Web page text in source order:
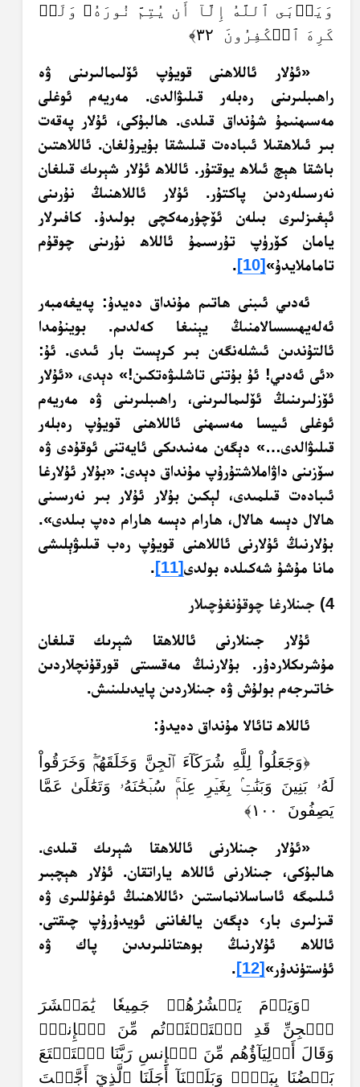
وَيَأۡبَى ٱللَّهُ إِلَّآ أَن يُتِمَّ نُورَهُۥ وَلَوۡ
كَرِهَ ٱلۡكَٰفِرُونَ ٣٢﴾
«ئۇلار ئاللاھنى قويۇپ ئۆلىمالىرىنى ۋە
راھىبلىرىنى رەبلەر قىلىۋالدى. مەريەم ئوغلى
مەسىھنىمۇ شۇنداق قىلدى. ھالبۇكى، ئۇلار پەقەت
بىر ئىلاھقىلا ئىبادەت قىلىشقا بۇيرۇلغان. ئاللاھتىن
باشقا ھېچ ئىلاھ يوقتۇر. ئاللاھ ئۇلار شېرىك قىلغان
نەرسىلەردىن پاكتۇر. ئۇلار ئاللاھنىڭ نۇرىنى
ئېغىزلىرى بىلەن ئۆچۈرمەكچى بولىدۇ. كافىرلار
يامان كۆرۈپ تۇرسىمۇ ئاللاھ نۇرىنى چوقۇم
تاماملايدۇ»[10]
.
ئەدىي ئىبنى ھاتىم مۇنداق دەيدۇ: پەيغەمبەر
ئەلەيھىسسالامنىڭ يېنىغا كەلدىم. بوينۇمدا
ئالتۇندىن ئىشلەنگەن بىر كرېست بار ئىدى. ئۇ:
«ئى ئەدىي! ئۇ بۇتنى تاشلىۋەتكىن!» دېدى، «ئۇلار
ئۆزلىرىنىڭ ئۆلىمالىرىنى، راھىبلىرىنى ۋە مەريەم
ئوغلى ئىيسا مەسىھنى ئاللاھنى قويۇپ رەبلەر
قىلىۋالدى…» دېگەن مەنىدىكى ئايەتنى ئوقۇدى ۋە
سۆزىنى داۋاملاشتۇرۇپ مۇنداق دېدى: «بۇلار ئۇلارغا
ئىبادەت قىلمىدى، لېكىن بۇلار ئۇلار بىر نەرسىنى
ھالال دېسە ھالال، ھارام دېسە ھارام دەپ بىلدى».
بۇلارنىڭ ئۇلارنى ئاللاھنى قويۇپ رەب قىلىۋېلىشى
مانا مۇشۇ شەكىلدە بولدى[11]
.
4) جىنلارغا چوقۇنغۇچىلار
ئۇلار جىنلارنى ئاللاھقا شېرىك قىلغان
مۇشرىكلاردۇر. بۇلارنىڭ مەقسىتى قورقۇنچلاردىن
خاتىرجەم بولۇش ۋە جىنلاردىن پايدىلىنىش.
ئاللاھ تائالا مۇنداق دەيدۇ:
﴿وَجَعَلُواْ لِلَّهِ شُرَكَآءَ ٱلۡجِنَّ وَخَلَقَهُمۡۖ وَخَرَقُواْ
لَهُۥ بَنِينَ وَبَنَٰتِۢ بِغَيۡرِ عِلۡمٖۚ سُبۡحَٰنَهُۥ وَتَعَٰلَىٰ عَمَّا
يَصِفُونَ ١٠٠﴾
«ئۇلار جىنلارنى ئاللاھقا شېرىك قىلدى.
ھالبۇكى، جىنلارنى ئاللاھ ياراتقان. ئۇلار ھېچبىر
ئىلىمگە ئاساسلانماستىن ‹ئاللاھنىڭ ئوغۇللىرى ۋە
قىزلىرى بار› دېگەن يالغاننى ئويدۇرۇپ چىقتى.
ئاللاھ ئۇلارنىڭ بوھتانلىرىدىن پاك ۋە
ئۈستۈندۇر»[12]
.
﴿وَيَوۡمَ يَحۡشُرُهُمۡ جَمِيعٗا يَٰمَعۡشَرَ
ٱلۡجِنِّ قَدِ ٱسۡتَكۡثَرۡتُم مِّنَ ٱلۡإِنسِۖ
وَقَالَ أَوۡلِيَآؤُهُم مِّنَ ٱلۡإِنسِ رَبَّنَا ٱسۡتَمۡتَعَ
بَعۡضُنَا بِبَعۡضٖ وَبَلَغۡنَآ أَجَلَنَا ٱلَّذِيٓ أَجَّلۡتَ